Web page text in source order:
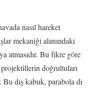
nasıl hareket
mekaniği alanındaki
atmasıdır. Bu fikre göre
projektillerin doğrultuları
Bu dış kabuk, parabola di